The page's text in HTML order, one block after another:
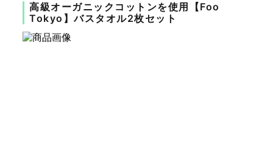
高級オーガニックコットンを使用【Foo
Tokyo】バスタオル2枚セット